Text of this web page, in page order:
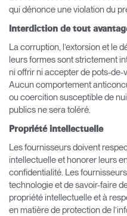
qui dénonce une violation du
Interdiction de tout
La corruption, l’extorsion et le
leurs formes sont strictement
ni offrir ni accepter de pots-de-
Aucun comportement
ou coercition susceptible de
publics ne sera toléré.
Propriété intellectuelle
Les fournisseurs doivent
intellectuelle et honorer leurs
confidentialité. Les
technologie et de savoir-faire
propriété intellectuelle et à
en matière de protection de